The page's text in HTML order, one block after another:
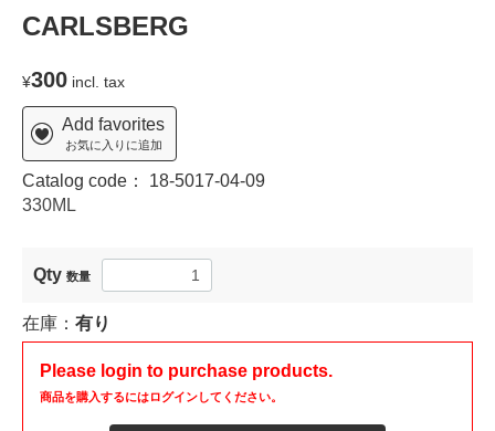
CARLSBERG
¥300 incl. tax
Add favorites
お気に入りに追加
Catalog code： 18-5017-04-09
330ML
Qty 数量
在庫： 有り
Please login to purchase products.
商品を購入するにはログインしてください。